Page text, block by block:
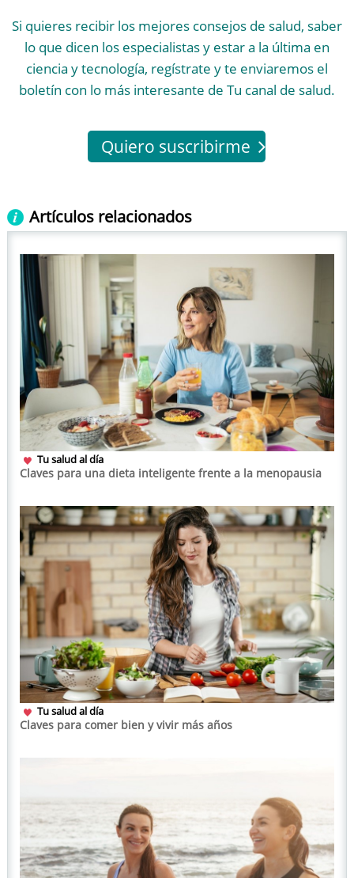
Si quieres recibir los mejores consejos de salud, saber
lo que dicen los especialistas y estar a la última en
ciencia y tecnología, regístrate y te enviaremos el
boletín con lo más interesante de Tu canal de salud.
Quiero suscribirme
Artículos relacionados
Tu salud al día
Claves para una dieta inteligente frente a la menopausia
Tu salud al día
Claves para comer bien y vivir más años